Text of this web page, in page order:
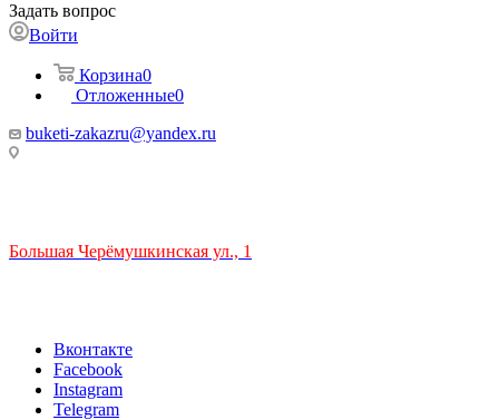
Задать вопрос
Войти
Корзина0
Отложенные0
buketi-zakazru@yandex.ru
Большая Черёмушкинская ул., 1
Вконтакте
Facebook
Instagram
Telegram